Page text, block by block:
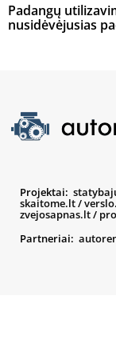
Padangų
nusidėvėjusias
Projektai:
skaitome.lt/
zvejosapnas.lt/
Partneriai: